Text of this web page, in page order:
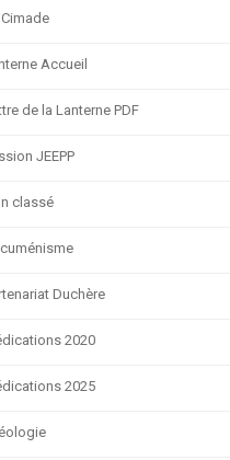
Accueil
de la Lanterne PDF
JEEPP
classé
Duchère
2020
2025